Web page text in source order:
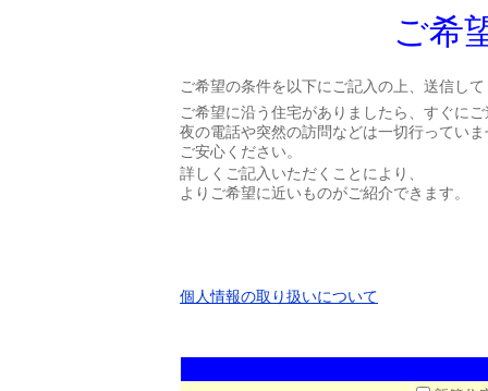
ご希
ご希望の条件を以下にご記入の上、送信し
ご希望に沿う住宅がありましたら、すぐに
夜の電話や突然の訪問などは一切行ってい
ご安心ください。
詳しくご記入いただくことにより、
よりご希望に近いものがご紹介できます。
個人情報の取り扱いについて